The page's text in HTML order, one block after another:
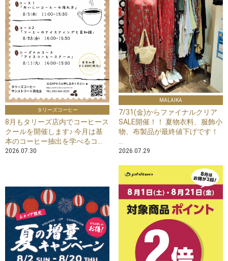
タリーズコーヒー
8月もタリーズ店内でコーヒース
クールを開催します♪ 今月は基
本のコーヒー抽出を学べるコ...
2026.07.30
MALAIKA
7/31(金)からファイナルクリア
SALE開催！！ 夏物衣料、服飾小
物、布製品が最終値下げです！
...
2026.07.29